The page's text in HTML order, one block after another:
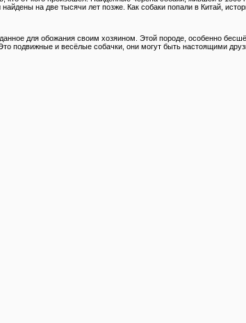
на две тысячи лет позже. Как собаки попали в Китай,
для обожания своим хозяином. Этой породе, особенно
подвижные и весёлые собачки, они могут быть настоящими